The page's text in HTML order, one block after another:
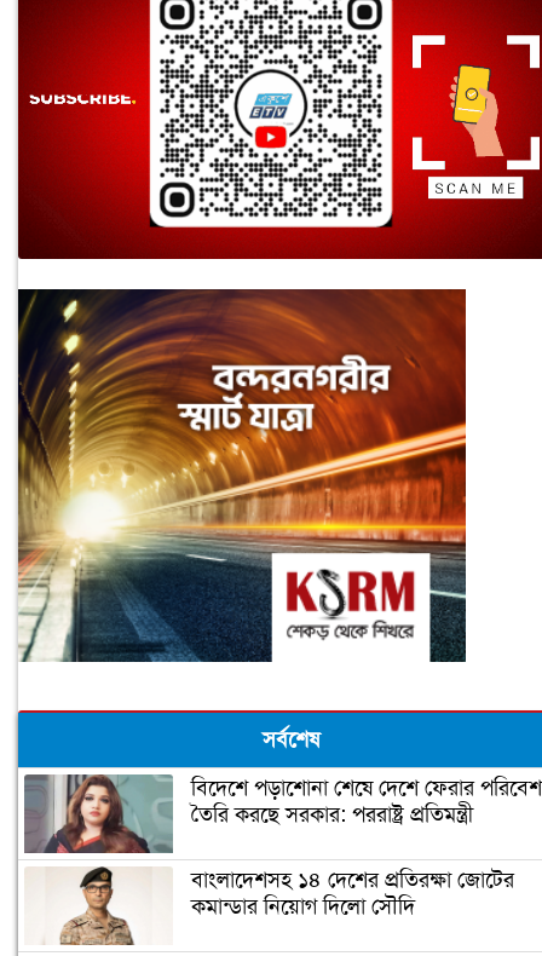
সর্বশেষ
বিদেশে পড়াশোনা শেষে দেশে ফেরার পরিবেশ
তৈরি করছে সরকার: পররাষ্ট্র প্রতিমন্ত্রী
বাংলাদেশসহ ১৪ দেশের প্রতিরক্ষা জোটের
কমান্ডার নিয়োগ দিলো সৌদি